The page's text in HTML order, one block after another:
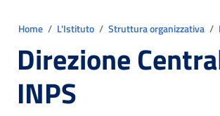
Home L'Istituto Struttura organizzativa
Direzione
INPS